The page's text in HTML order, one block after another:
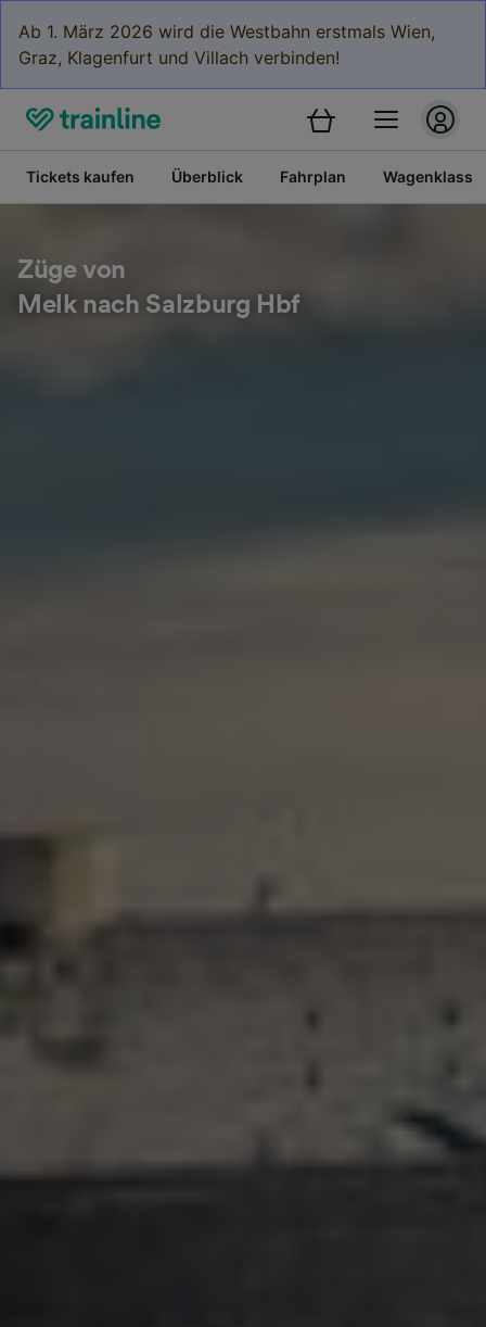
Ab 1. März 2026 wird die Westbahn erstmals Wien,
Graz, Klagenfurt und Villach verbinden!
Tickets kaufen Überblick Fahrplan
Züge von
Melk nach Salzburg Hbf